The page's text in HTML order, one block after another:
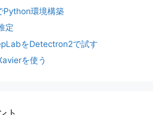
Python環境構築
定
をDetectron2で試す
を使う